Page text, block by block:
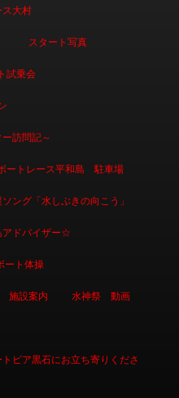
大村
スタート写真
試乗会
訪問記～
ートレース平和島 駐車場
ング「水しぶきの向こう」
ドバイザー☆
ート体操
施設案内 水神祭 動画
ピア黒石にお立ち寄りくださ